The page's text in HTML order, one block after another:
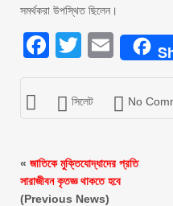
সমর্থকরা উপস্থিত ছিলেন।
Facebook
Twitter
সিলেট No
« জাতিকে মুক্তিযোদ্ধাদের প্রতি
সারাজীবন কৃতজ্ঞ থাকতে হবে
(Previous News)